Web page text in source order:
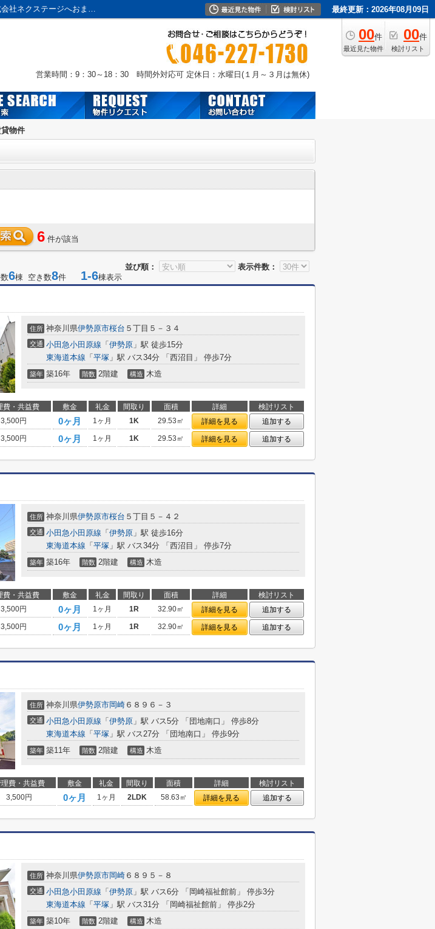
JR東海道本線の駅選択画面｜本厚木・海老名・伊勢原の賃貸情報なら株式会社ネクステージへおまかせ！ 最終更新：2026年08月09日
00件
最近見た物件
00件
検討リスト
営業時間：9：30～18：30 時間外対応可 定休日：水曜日(１月～３月は無休)
物件
6 件が該当
並び順：
表示件数：
6棟 空き数8件 1-6棟表示
住所 神奈川県伊勢原市桜台 ５丁目５－３４
交通 小田急小田原線 「 伊勢原 」駅 徒歩15分
東海道本線 「 平塚 」駅 バス34分 「西沼目」 停歩7分
築年 築16年 階数 2階建 構造 木造
費・共益費 敷金 礼金 間取り 面積 詳細
検討リスト
3,500円 0ヶ月 1ヶ月 1K 29.53㎡ 詳細を見る
追加する
3,500円 0ヶ月 1ヶ月 1K 29.53㎡ 詳細を見る 追加する
住所 神奈川県伊勢原市桜台 ５丁目５－４２
交通 小田急小田原線 「 伊勢原 」駅 徒歩16分
東海道本線 「 平塚 」駅 バス34分 「西沼目」 停歩7分
築年 築16年 階数 2階建 構造 木造
費・共益費 敷金 礼金 間取り 面積 詳細
検討リスト
3,500円 0ヶ月 1ヶ月 1R 32.90㎡ 詳細を見る
追加する
3,500円 0ヶ月 1ヶ月 1R 32.90㎡ 詳細を見る 追加する
住所 神奈川県伊勢原市岡崎 ６８９６－３
交通 小田急小田原線 「 伊勢原 」駅 バス5分 「団地南口」 停歩8分
東海道本線 「 平塚 」駅 バス27分 「団地南口」 停歩9分
築年 築11年 階数 2階建 構造 木造
費・共益費 敷金 礼金 間取り 面積 詳細
検討リスト
3,500円 0ヶ月 1ヶ月 2LDK 58.63㎡ 詳細を見る 追加する
住所 神奈川県伊勢原市岡崎 ６８９５－８
交通 小田急小田原線 「 伊勢原 」駅 バス6分 「岡崎福祉館前」 停歩3分
東海道本線 「 平塚 」駅 バス31分 「岡崎福祉館前」 停歩2分
築年 築10年 階数 2階建 構造 木造